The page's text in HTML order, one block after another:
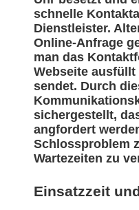
schnelle
Dienstleister.
Online-Anfrage
man das
Webseite ausfüllt
sendet. Durch
sichergestellt,
angfordert
Schlossproblem
Wartezeiten zu
Einsatzzeit